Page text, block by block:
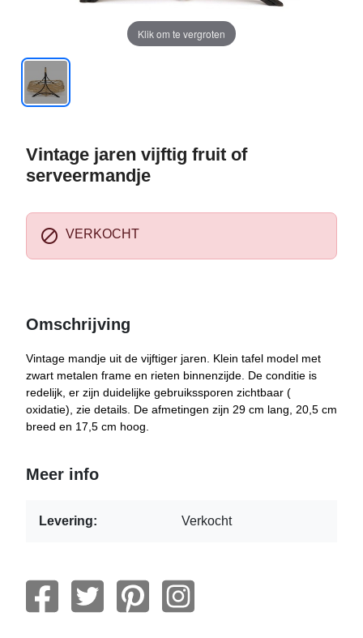
Klik om te vergroten
Vintage jaren vijftig fruit of
serveermandje
 VERKOCHT
Omschrijving
Vintage mandje uit de vijftiger jaren. Klein tafel model met
zwart metalen frame en rieten binnenzijde. De conditie is
redelijk, er zijn duidelijke gebruikssporen zichtbaar (
oxidatie), zie details. De afmetingen zijn 29 cm lang, 20,5 cm
breed en 17,5 cm hoog.
Meer info
Levering: Verkocht